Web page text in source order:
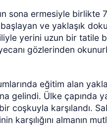
sona ermesiyle birlikte
ve yaklaşık
yerini uzun bir tatile
gözlerinden
eğitim alan
gelindi. Ülke çapında
coşkuyla karşılandı.
karşılığını almanın